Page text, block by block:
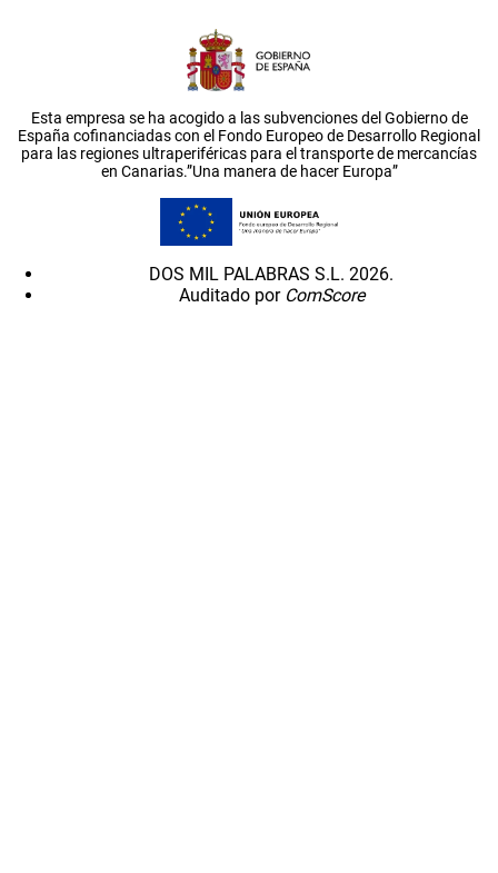
Esta empresa se ha acogido a las subvenciones del Gobierno de
España cofinanciadas con el Fondo Europeo de Desarrollo Regional
para las regiones ultraperiféricas para el transporte de mercancías
en Canarias.”Una manera de hacer Europa”
DOS MIL PALABRAS S.L. 2026.
Auditado por ComScore